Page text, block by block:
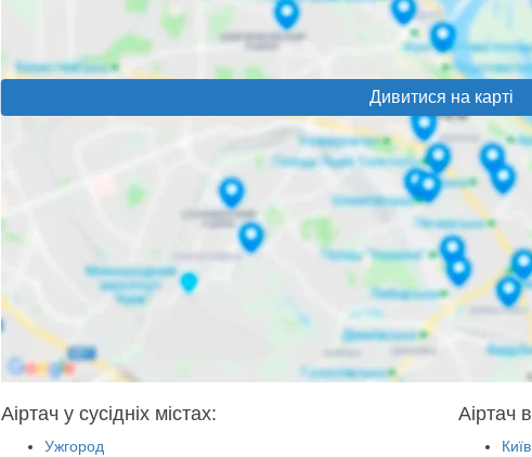
Дивитися на карті
Аіртач у сусідніх містах:
Ужгород
Аіртач
Київ